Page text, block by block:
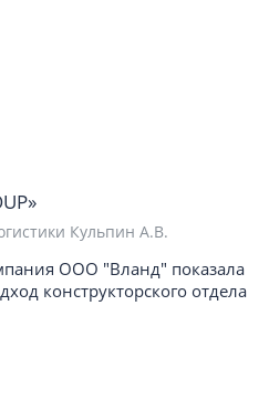
Кульпин А.В.
ООО "Вланд" показала
конструкторского отдела